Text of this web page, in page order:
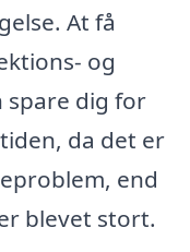
At få
og
spare dig for
da det er
end
blevet stort.